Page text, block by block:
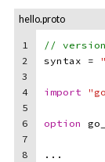
hello.proto
1
2
3
4
5
6
7
8
//
syntax =
import
option
...